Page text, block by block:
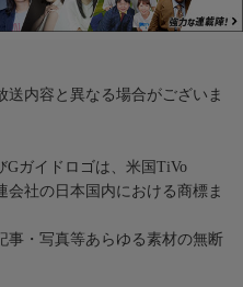
送内容と異なる場合がございま
Gガイドロゴは、米国TiVo
会社の日本国内における商標ま
事・写真等あらゆる素材の無断